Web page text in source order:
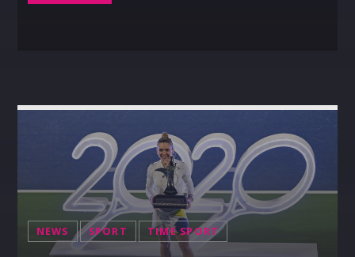
NEWS SPORT TIME SPORT